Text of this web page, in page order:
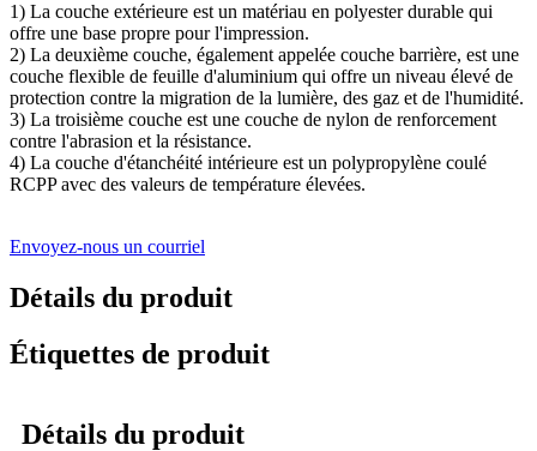
1) La couche extérieure est un matériau en polyester durable qui
offre une base propre pour l'impression.
2) La deuxième couche, également appelée couche barrière, est une
couche flexible de feuille d'aluminium qui offre un niveau élevé de
protection contre la migration de la lumière, des gaz et de l'humidité.
3) La troisième couche est une couche de nylon de renforcement
contre l'abrasion et la résistance.
4) La couche d'étanchéité intérieure est un polypropylène coulé
RCPP avec des valeurs de température élevées.
Envoyez-nous un courriel
Détails du produit
Étiquettes de produit
Détails du produit